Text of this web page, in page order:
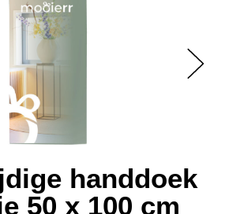
handdoek
50 x 100 cm